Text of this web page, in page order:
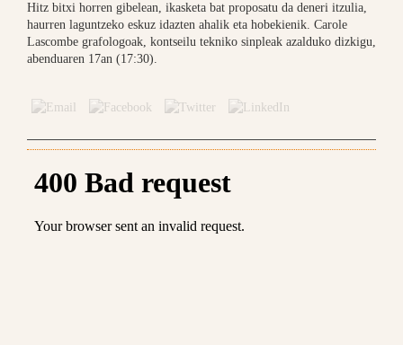
Hitz bitxi horren gibelean, ikasketa bat proposatu da deneri itzulia,
haurren laguntzeko eskuz idazten ahalik eta hobekienik. Carole
Lascombe grafologoak, kontseilu tekniko sinpleak azalduko dizkigu,
abenduaren 17an (17:30).